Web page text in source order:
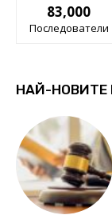
83,000
Последователи
НАЙ-НОВИТЕ